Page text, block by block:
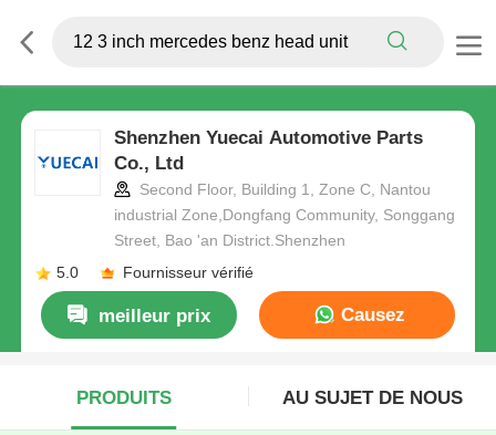
Shenzhen Yuecai Automotive Parts
Co., Ltd
Second Floor, Building 1, Zone C, Nantou
industrial Zone,Dongfang Community, Songgang
Street, Bao 'an District.Shenzhen
5.0
Fournisseur vérifié
meilleur prix Causez
PRODUITS
AU SUJET DE NOUS